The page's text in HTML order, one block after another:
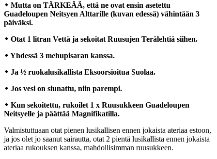
᛭ Mutta on TÄRKEÄÄ, että ne ovat ensin asetettu
Guadeloupen Neitsyen Alttarille (kuvan edessä) vähintään 3
päiväksi.
᛭ Otat 1 litran Vettä ja sekoitat Ruusujen Terälehtiä siihen.
᛭ Yhdessä 3 mehupisaran kanssa.
᛭ Ja ½ ruokalusikallista Eksoorsioitua Suolaa.
᛭ Jos vesi on siunattu, niin parempi.
᛭ Kun sekoitettu, rukoilet 1 x Ruusukkeen Guadeloupen
Neitsyelle ja päättää Magnifikatilla.
Valmistuttuaan otat pienen lusikallisen ennen jokaista ateriaa estoon,
ja jos olet jo saanut sairautta, otat 2 pientä lusikallista ennen jokaista
ateriaa rukouksen kanssa, mahdollisimman ruusukkeen.